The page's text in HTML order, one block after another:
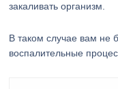
закаливать организм.
В таком случае вам не
воспалительные